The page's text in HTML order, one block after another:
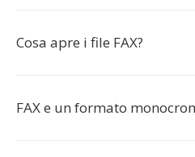
Cosa apre i file FAX?
FAX e un formato